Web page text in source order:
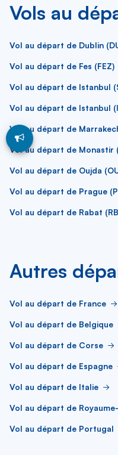
Vols au
Vol au départ de Dublin
Vol au départ de Fes (FEZ)
Vol au départ de Istanbul
Vol au départ de Istanbul
Vol au départ de
Vol au départ de Monastir
Vol au départ de Oujda
Vol au départ de Prague
Vol au départ de Rabat
Autres
Vol au départ de France
Vol au départ de Belgique
Vol au départ de Corse
Vol au départ de Espagne
Vol au départ de Italie
Vol au départ de
Vol au départ de Portugal